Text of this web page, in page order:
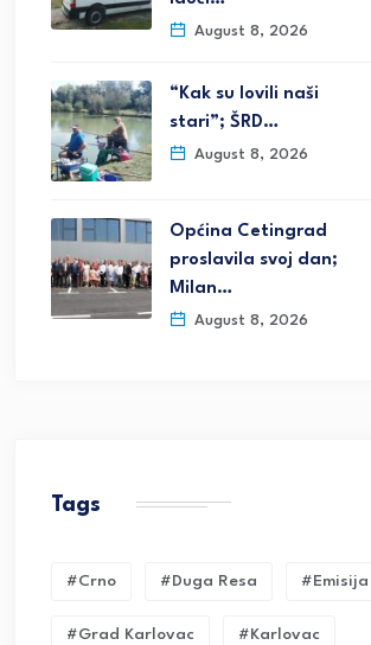
August 8, 2026
“Kak su lovili naši
stari”; ŠRD…
August 8, 2026
Općina Cetingrad
proslavila svoj dan;
Milan…
August 8, 2026
Tags
#crno #duga Resa #emisija
#grad Karlovac #karlovac